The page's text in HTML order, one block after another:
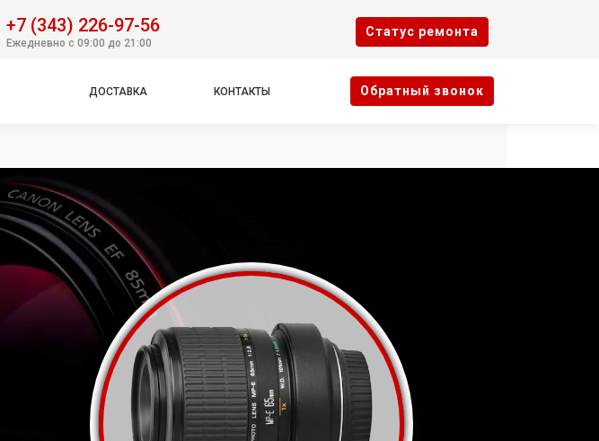
+7 (343) 226-97-56
Ежедневно с 09:00 до 21:00
Cтатус ремонта
ДОСТАВКА КОНТАКТЫ Oбратный звонок